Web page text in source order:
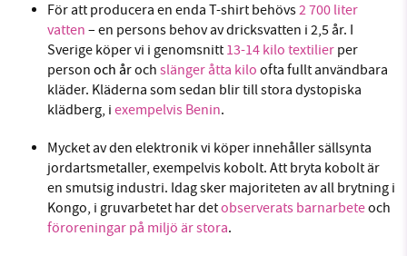
För att producera en enda T-shirt behövs2 700 liter
vatten – en persons behov av dricksvatten i 2,5 år. I
Sverige köper vi i genomsnitt 13-14 kilo textilier per
person och åroch slänger åtta kilo ofta fullt användbara
kläder. Kläderna som sedan blir till stora dystopiska
klädberg, i exempelvis Benin.
Mycket av den elektronik vi köper innehåller sällsynta
jordartsmetaller, exempelvis kobolt. Att bryta kobolt är
en smutsig industri. Idag sker majoriteten av all brytning i
Kongo, i gruvarbetet har detobserverats barnarbeteoch
föroreningar på miljö är stora.